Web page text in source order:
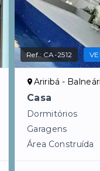
Ref.: CA-2512
Ariribá -
Casa
Dormitórios
Garagens
Área Construída